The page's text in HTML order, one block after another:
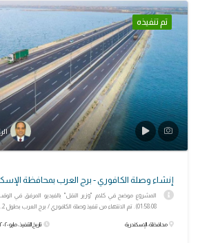
تم تنفيذه
إنشاء وصلة الكافوري - برج العرب بمحافظة
01:58:08). تم الانتهاء من تنفيذ وصلة الكافوري / برج العرب بطول 2...
محافظة: الإسكندرية تاريخ التنفيذ: مايو ٢٠٢٠